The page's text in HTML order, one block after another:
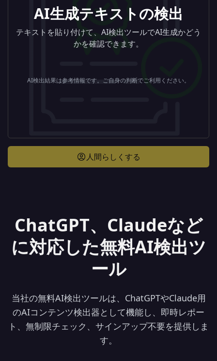
AI生成テキストの検出
テキストを貼り付けて、AI検出ツールでAI生成かどう
かを確認できます。
AI検出結果は参考情報です。ご自身の判断でご利用ください。
人間らしくする
ChatGPT、Claudeなど
に対応した無料AI検出ツ
ール
当社の無料AI検出ツールは、ChatGPTやClaude用
のAIコンテンツ検出器として機能し、即時レポー
ト、無制限チェック、サインアップ不要を提供しま
す。